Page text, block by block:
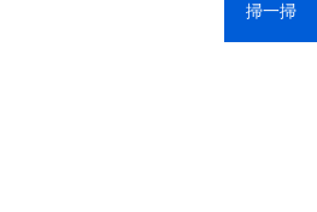
掃一掃